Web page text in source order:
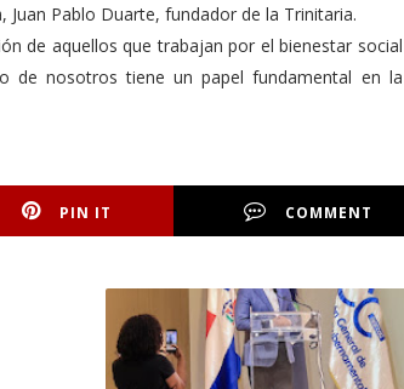
Pablo Duarte, fundador de la Trinitaria.
de aquellos que trabajan por el bienestar social
de nosotros tiene un papel fundamental en la
PIN IT COMMENT